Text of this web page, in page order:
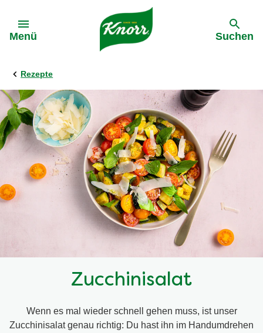
Menü Suchen
Rezepte
Zucchinisalat
Wenn es mal wieder schnell gehen muss, ist unser
Zucchinisalat genau richtig: Du hast ihn im Handumdrehen